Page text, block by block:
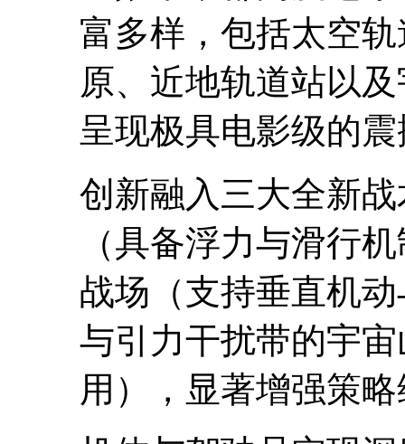
富多样，包括太空
原、近地轨道站以
呈现极具电影级的
创新融入三大全新
（具备浮力与滑行
战场（支持垂直机
与引力干扰带的宇
用），显著增强策